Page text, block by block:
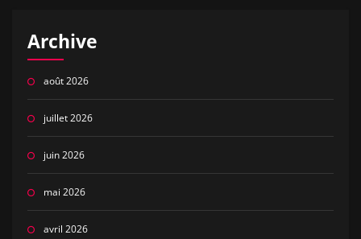
Archive
août 2026
juillet 2026
juin 2026
mai 2026
avril 2026